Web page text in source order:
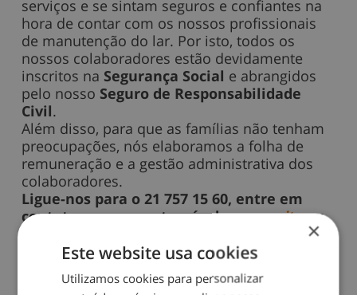
serviços e se sintam seguros e confiantes na
hora de contar com os nossos profissionais
de manutenção do lar. Por isto, todos os
nossos colaboradores estão devidamente
inscritos na Segurança Social e abrangidos
pelo nosso Seguro de Responsabilidade
Civil.
Além disso, para que as famílias não tenham
preocupações, nós elaboramos a folha de
remuneração e a gestão administrativa dos
colaboradores.
Ligue-nos para o 21 757 15 60, entre em
contato connosco através do nossositeou
desloque-se à nossa loja mais próxima da
sua residência. Os nossos profissionais
informá-lo-ão dos nossos serviços e da
melhor forma de contratá-los. Se não tem a
×
Este website usa cookies
Utilizamos cookies para personalizar